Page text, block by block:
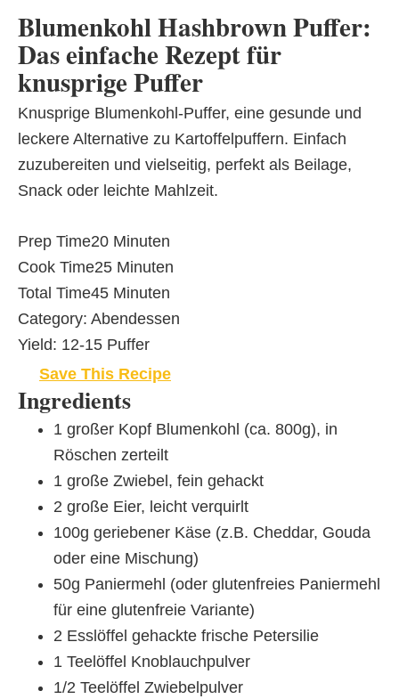
Blumenkohl Hashbrown Puffer:
Das einfache Rezept für
knusprige Puffer
Knusprige Blumenkohl-Puffer, eine gesunde und
leckere Alternative zu Kartoffelpuffern. Einfach
zuzubereiten und vielseitig, perfekt als Beilage,
Snack oder leichte Mahlzeit.
Prep Time20 Minuten
Cook Time25 Minuten
Total Time45 Minuten
Category: Abendessen
Yield: 12-15 Puffer
Save This Recipe
Ingredients
1 großer Kopf Blumenkohl (ca. 800g), in
Röschen zerteilt
1 große Zwiebel, fein gehackt
2 große Eier, leicht verquirlt
100g geriebener Käse (z.B. Cheddar, Gouda
oder eine Mischung)
50g Paniermehl (oder glutenfreies Paniermehl
für eine glutenfreie Variante)
2 Esslöffel gehackte frische Petersilie
1 Teelöffel Knoblauchpulver
1/2 Teelöffel Zwiebelpulver